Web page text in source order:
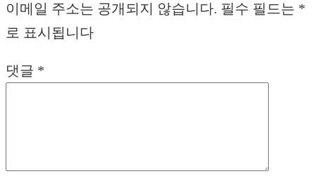
이메일 주소는 공개되지 않습니다. 필수 필드는 *
로 표시됩니다
댓글 *